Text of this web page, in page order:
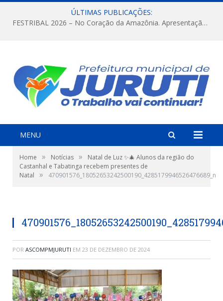
ÚLTIMAS PUBLICAÇÕES:
FESTRIBAL 2026 – No Coração da Amazônia. Apresentação da Munduruku.
MENU
Home » Notícias »
Natal de Luz ✨🎄 Alunos da região do
Castanhal e Tabatinga recebem presentes de
Natal
» 470901576_18052653242500190_4285179946526476689_n
POR ASCOMPMJURUTI EM 23 DE DEZEMBRO DE 2024